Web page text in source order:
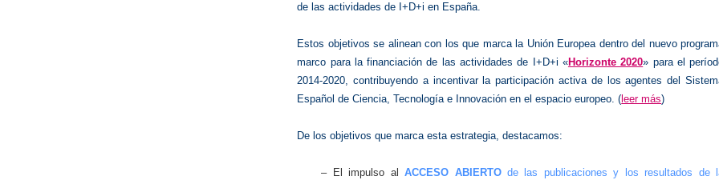
de las actividades de I+D+i en España.
Estos objetivos se alinean con los que marca la Unión Europea dentro del nuevo
marco para la financiación de las actividades de I+D+i «Horizonte 2020» para el
2014-2020, contribuyendo a incentivar la participación activa de los agentes del
Español de Ciencia, Tecnología e Innovación en el espacio europeo. ( leer más)
De los objetivos que marca esta estrategia, destacamos:
– El impulso alACCESO ABIERTOde las publicaciones y los resultados de